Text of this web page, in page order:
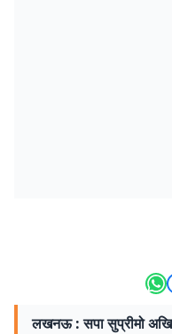
लखनऊ : सपा सुप्रीमो